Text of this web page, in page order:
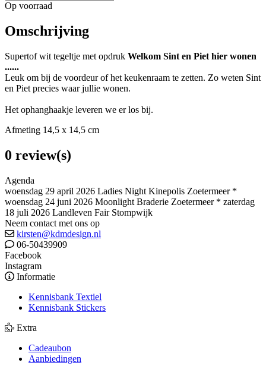
Op voorraad
Omschrijving
Supertof wit tegeltje met opdruk Welkom Sint en Piet hier wonen
......
Leuk om bij de voordeur of het keukenraam te zetten. Zo weten Sint
en Piet precies waar jullie wonen.
Het ophanghaakje leveren we er los bij.
Afmeting 14,5 x 14,5 cm
0 review(s)
Agenda
woensdag 29 april 2026 Ladies Night Kinepolis Zoetermeer *
woensdag 24 juni 2026 Moonlight Braderie Zoetermeer * zaterdag
18 juli 2026 Landleven Fair Stompwijk
Neem contact met ons op
kirsten@kdmdesign.nl
06-50439909
Facebook
Instagram
Informatie
Kennisbank Textiel
Kennisbank Stickers
Extra
Cadeaubon
Aanbiedingen